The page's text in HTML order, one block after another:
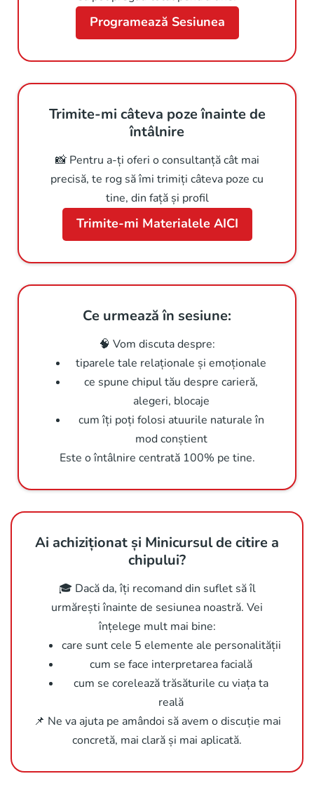
Programează Sesiunea
Trimite-mi câteva poze înainte de
întâlnire
📸 Pentru a-ți oferi o consultanță cât mai
precisă, te rog să îmi trimiți câteva poze cu
tine, din față și profil
Trimite-mi Materialele AICI
Ce urmează în sesiune:
🧠 Vom discuta despre:
tiparele tale relaționale și emoționale
ce spune chipul tău despre carieră,
alegeri, blocaje
cum îți poți folosi atuurile naturale în
mod conștient
Este o întâlnire centrată 100% pe tine.
Ai achiziționat și Minicursul de citire a
chipului?
🎓 Dacă da, îți recomand din suflet să îl
urmărești înainte de sesiunea noastră. Vei
înțelege mult mai bine:
care sunt cele 5 elemente ale personalității
cum se face interpretarea facială
cum se corelează trăsăturile cu viața ta
reală
📌 Ne va ajuta pe amândoi să avem o discuție mai
concretă, mai clară și mai aplicată.